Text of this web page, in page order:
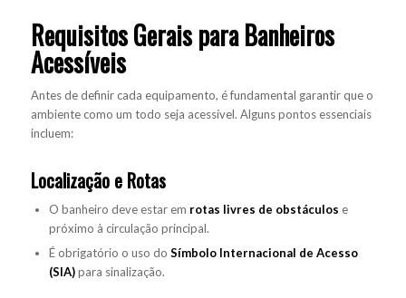
Requisitos Gerais para Banheiros
Acessíveis
Antes de definir cada equipamento, é fundamental garantir que o
ambiente como um todo seja acessível. Alguns pontos essenciais
incluem:
Localização e Rotas
O banheiro deve estar em rotas livres de obstáculos e
próximo à circulação principal.
É obrigatório o uso do Símbolo Internacional de Acesso
(SIA)para sinalização.